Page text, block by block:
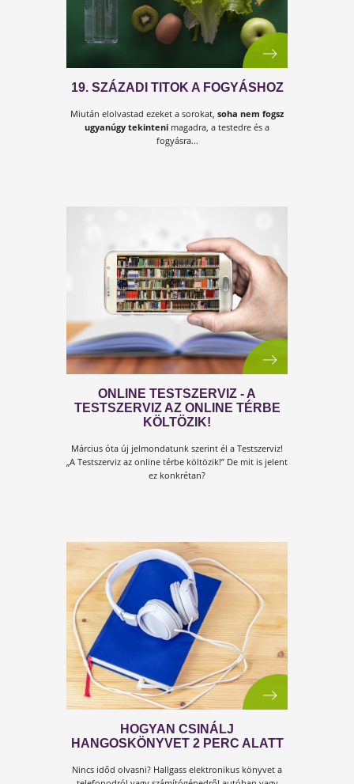
10 ÉRV A LETÖLTHETŐ KÖNYVEK
KULCSKÖNYVEINK
KÉZIKÖNYVEK!
Ma, amikor kevés időnk van olvasására, könyvek
forgatására, a helyzet azt kívánja meg, hogy az
életmód témájában kézikönyvek álljanak rendelkezésre.